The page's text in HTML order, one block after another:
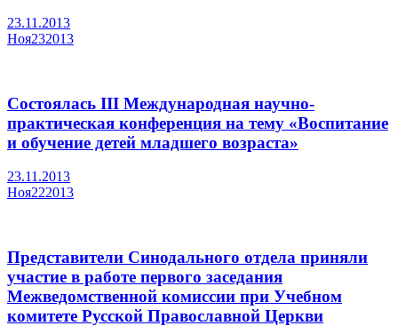
23.11.2013
Ноя232013
Состоялась III Международная научно-
практическая конференция на тему «Воспитание
и обучение детей младшего возраста»
23.11.2013
Ноя222013
Представители Синодального отдела приняли
участие в работе первого заседания
Межведомственной комиссии при Учебном
комитете Русской Православной Церкви